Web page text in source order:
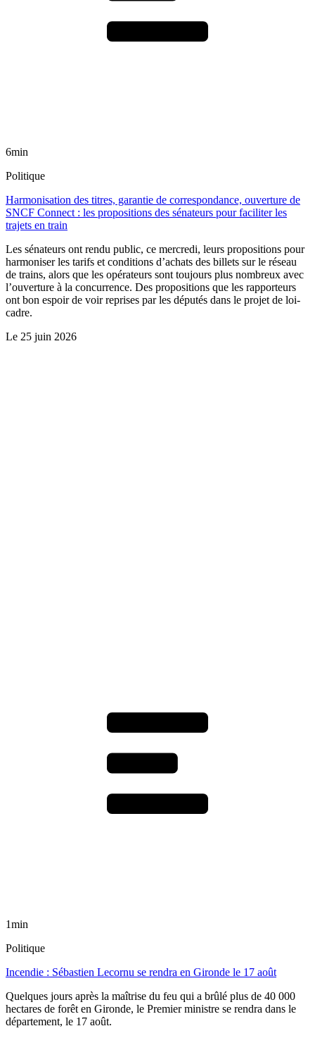
6min
Politique
Harmonisation des titres, garantie de correspondance, ouverture de
SNCF Connect : les propositions des sénateurs pour faciliter les
trajets en train
Les sénateurs ont rendu public, ce mercredi, leurs propositions pour
harmoniser les tarifs et conditions d’achats des billets sur le réseau
de trains, alors que les opérateurs sont toujours plus nombreux avec
l’ouverture à la concurrence. Des propositions que les rapporteurs
ont bon espoir de voir reprises par les députés dans le projet de loi-
cadre.
Le 25 juin 2026
1min
Politique
Incendie : Sébastien Lecornu se rendra en Gironde le 17 août
Quelques jours après la maîtrise du feu qui a brûlé plus de 40 000
hectares de forêt en Gironde, le Premier ministre se rendra dans le
département, le 17 août.